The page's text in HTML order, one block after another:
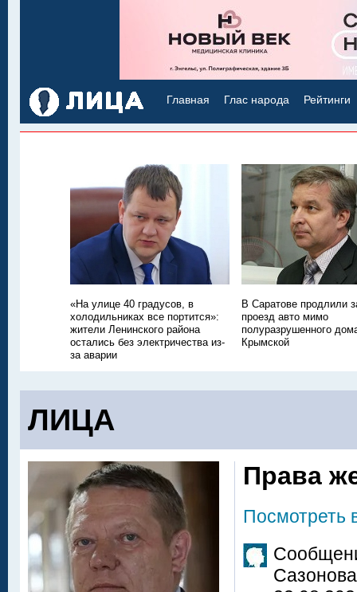
Главная Глас народа Рейтинги
«На улице 40 градусов, в
холодильниках все портится»:
жители Ленинского района
остались без электричества из-
за аварии
В Саратове продлили
проезд авто мимо
полуразрушенного
Крымской
ЛИЦА
Права
Посмотреть
Сазонова